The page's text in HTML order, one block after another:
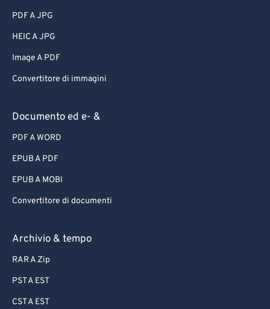
PDF A JPG
HEIC A JPG
Image A PDF
Convertitore di immagini
Documento ed e- &
PDF A WORD
EPUB A PDF
EPUB A MOBI
Convertitore di documenti
Archivio & tempo
RAR A Zip
PST A EST
CST A EST